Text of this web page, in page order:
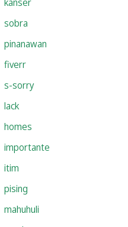
sobra
pinanawan
fiverr
s-sorry
lack
homes
importante
itim
pising
mahuhuli